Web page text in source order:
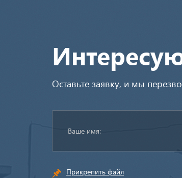
Оставьте заявку, и мы
Прикрепить файл